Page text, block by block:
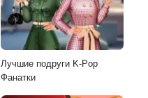
Лучшие подруги K-Pop
Фанатки